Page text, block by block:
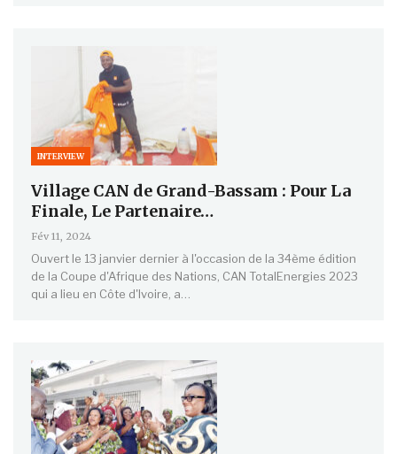
INTERVIEW
Village CAN de Grand-Bassam : Pour La
Finale, Le Partenaire…
Fév 11, 2024
Ouvert le 13 janvier dernier à l'occasion de la 34ème édition
de la Coupe d'Afrique des Nations, CAN TotalEnergies 2023
qui a lieu en Côte d'Ivoire, a…